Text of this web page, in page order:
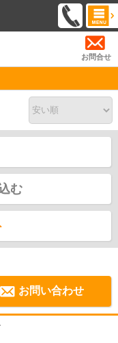
お問合せ
む
お問い合わせ